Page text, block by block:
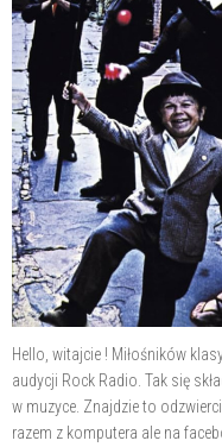
Hello, witajcie ! Miłośników
audycji Rock Radio. Tak się
w muzyce. Znajdzie to
razem z komputera ale na